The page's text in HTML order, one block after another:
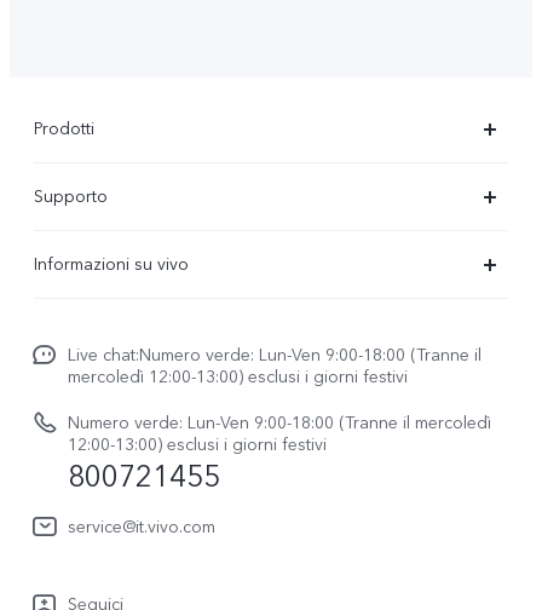
Prodotti
X300
V70 FE
vivo Watch GT 2
Y31 5G
vivo Buds Air3
Supporto
Funtouch OS
Aggiornamento del sistema
Manuale utente
Informazioni sulla Garanzia
Scarica le LUT per il ripristino di Log
Informazioni su vivo
Lavori con noi
Netiquette vivo
Note legali
Live chat:Numero verde: Lun-Ven 9:00-18:00 (Tranne il
mercoledì 12:00-13:00) esclusi i giorni festivi
Numero verde: Lun-Ven 9:00-18:00 (Tranne il mercoledì
12:00-13:00) esclusi i giorni festivi
800721455
service@it.vivo.com
Seguici